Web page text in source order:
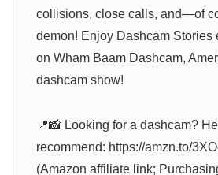
collisions, close calls, and—of
demon! Enjoy Dashcam Stories
on Wham Baam Dashcam,
dashcam show!
📍📸 Looking for a dashcam?
recommend: https://amzn.to/
(Amazon affiliate link;